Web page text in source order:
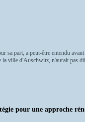
sa part, a peut-être entendu avant
la ville d'Auschwitz, n'aurait pas
pour une approche